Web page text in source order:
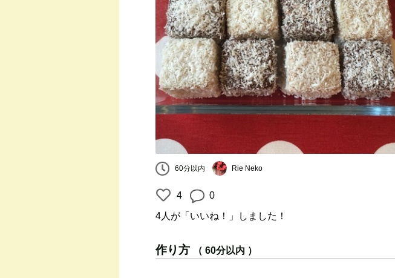
60分以内 Rie Neko
4 0
4人 が「いいね！」しました！
作り方 （ 60分以内 ）